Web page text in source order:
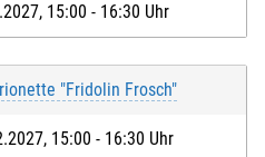
15:00 - 16:30 Uhr
"Fridolin Frosch"
15:00 - 16:30 Uhr